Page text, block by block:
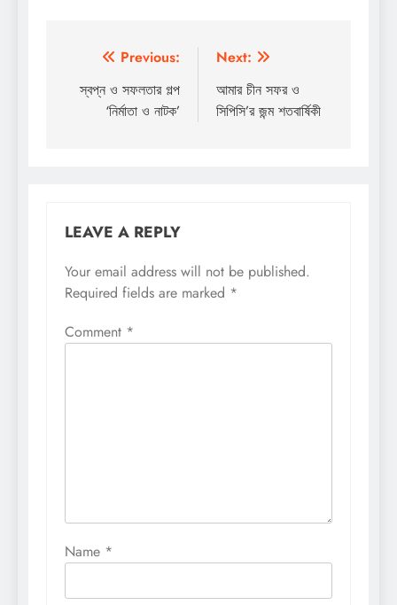
Post
navigation
Previous:
স্বপ্ন ও সফলতার গল্প
‘নির্মাতা ও নাটক’
Next:
আমার চীন সফর ও
সিপিসি’র জন্ম শতবার্ষিকী
LEAVE A REPLY
Your email address will not be published.
Required fields are marked *
Comment *
Name *